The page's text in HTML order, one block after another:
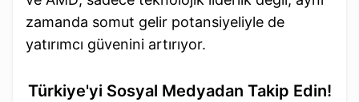
zamanda somut gelir potansiyeliyle de
yatırımcı güvenini artırıyor.
Türkiye'yi Sosyal Medyadan Takip Edin!